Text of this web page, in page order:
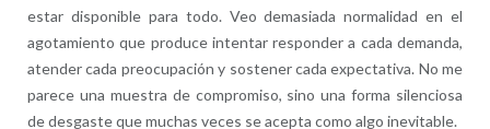
estar disponible para todo. Veo demasiada normalidad en el
agotamiento que produce intentar responder a cada demanda,
atender cada preocupación y sostener cada expectativa. No me
parece una muestra de compromiso, sino una forma silenciosa
de desgaste que muchas veces se acepta como algo inevitable.